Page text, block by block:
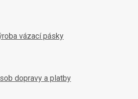
vázací pásky
dopravy a platby